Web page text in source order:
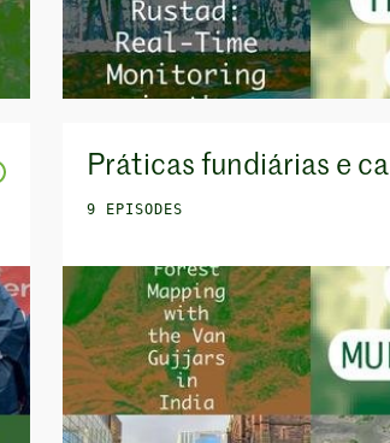
Práticas fundiárias e
9 EPISODES